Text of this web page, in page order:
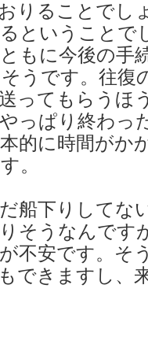
りることでし
ということで
もに今後の手
うです。往復
ってもらうほ
っぱり終わっ
的に時間がか
。
船下りしてな
そうなんです
不安です。そ
できますし、